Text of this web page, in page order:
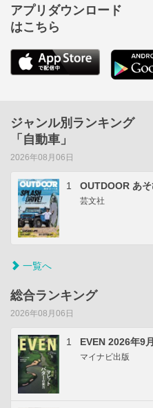
アプリダウンロード
はこちら
ジャンル別ランキング
「自動車」
2026年08月06日
1 OUTDOOR あ
芸文社
一覧へ
総合ランキング
2026年08月06日
1 EVEN 2026年9
マイナビ出版